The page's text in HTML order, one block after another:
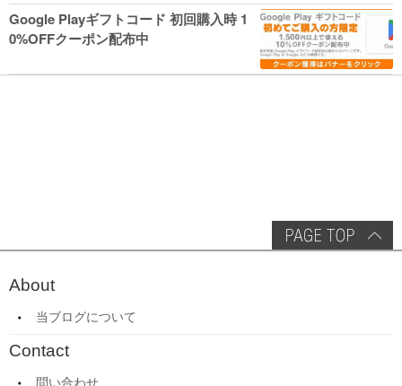
Google Playギフトコード 初回購入時 1
0%OFFクーポン配布中
About
当ブログについて
Contact
問い合わせ